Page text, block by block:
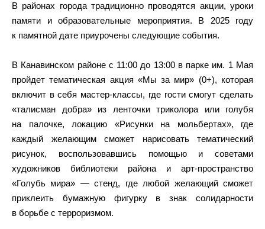
В районах города традиционно проводятся акции, уроки
памяти и образовательные мероприятия. В 2025 году
к памятной дате приурочены следующие события.
В Канавинском районе с 11:00 до 13:00 в парке им. 1 Мая
пройдет тематическая акция «Мы за мир» (0+), которая
включит в себя мастер-классы, где гости смогут сделать
«талисман добра» из ленточки триколора или голубя
на палочке, локацию «Рисунки на мольбертах», где
каждый желающим сможет нарисовать тематический
рисунок, воспользовавшись помощью и советами
художников библиотеки района и арт-пространство
«Голубь мира» — стенд, где любой желающий сможет
приклеить бумажную фигурку в знак солидарности
в борьбе с терроризмом.